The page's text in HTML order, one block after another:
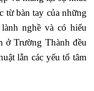
từ bàn tay của những
nghề và có hiểu
ở Trường Thành đều
lẫn các yếu tố tâm